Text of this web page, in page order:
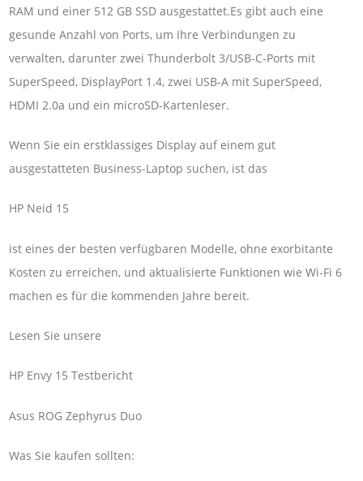
RAM und einer 512 GB SSD ausgestattet.Es gibt auch eine
gesunde Anzahl von Ports, um Ihre Verbindungen zu
verwalten, darunter zwei Thunderbolt 3/USB-C-Ports mit
SuperSpeed, DisplayPort 1.4, zwei USB-A mit SuperSpeed,
HDMI 2.0a und ein microSD-Kartenleser.
Wenn Sie ein erstklassiges Display auf einem gut
ausgestatteten Business-Laptop suchen, ist das
HP Neid 15
ist eines der besten verfügbaren Modelle, ohne exorbitante
Kosten zu erreichen, und aktualisierte Funktionen wie Wi-Fi 6
machen es für die kommenden Jahre bereit.
Lesen Sie unsere
HP Envy 15 Testbericht
Asus ROG Zephyrus Duo
Was Sie kaufen sollten: